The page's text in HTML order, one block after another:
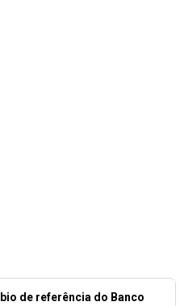
de referência do Banco